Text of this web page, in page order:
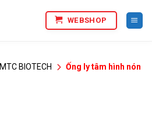
WEBSHOP
MTC BIOTECH
Ống ly tâm hình nón